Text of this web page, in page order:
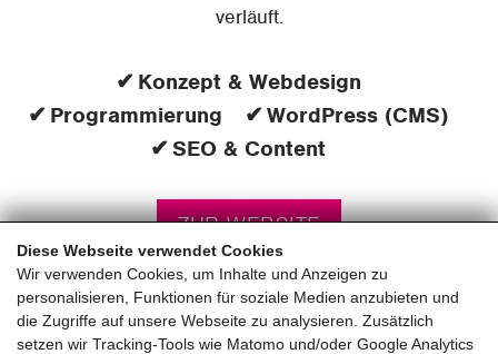
Diese Webseite verwendet Cookies
Wir verwenden Cookies, um Inhalte und Anzeigen zu
personalisieren, Funktionen für soziale Medien anzubieten und
die Zugriffe auf unsere Webseite zu analysieren. Zusätzlich
setzen wir Tracking-Tools wie Matomo und/oder Google Analytics
verläuft.
Konzept & Webdesign
Programmierung
WordPress (CMS)
SEO & Content
ZUR WEBSITE